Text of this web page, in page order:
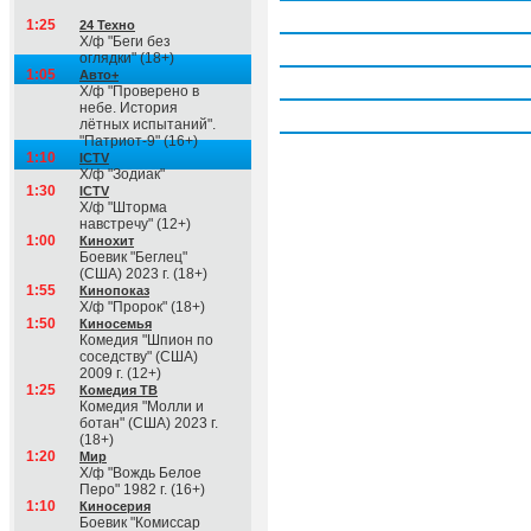
1:25 24 Техно
Х/ф "Беги без
оглядки" (18+)
1:05
Авто+
Х/ф "Проверено в
небе. История
лётных испытаний".
"Патриот-9" (16+)
1:10
ICTV
Х/ф "Зодиак"
1:30
ICTV
Х/ф "Шторма
навстречу" (12+)
1:00
Кинохит
Боевик "Беглец"
(США) 2023 г. (18+)
1:55
Кинопоказ
Х/ф "Пророк" (18+)
1:50
Киносемья
Комедия "Шпион по
соседству" (США)
2009 г. (12+)
1:25
Комедия ТВ
Комедия "Молли и
ботан" (США) 2023 г.
(18+)
1:20
Мир
Х/ф "Вождь Белое
Перо" 1982 г. (16+)
1:10
Киносерия
Боевик "Комиссар